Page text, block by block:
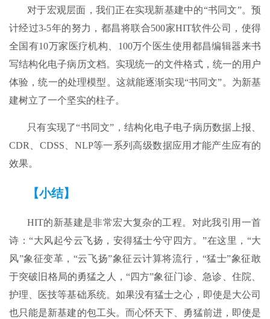
对于宏观层面，我们正在实现新基建中的“书同文”。预
计经过3-5年的努力，都昌将联合500家HIT软件公司，使得
全国有10万家医疗机构、100万个医生使用都昌编辑器来书
写结构化电子病历文档。实现统一的文件格式，统一的用户
体验，统一的处理模型。这就能逐渐实现“书同文”。为新基
建树立了一个坚实的柱子。
只有实现了“书同文”，结构化电子电子病历数据上报、
CDR、CDSS、NLP等一系列高级数据应用才能产生应有的
效果。
【小结】
HIT的新基建是非常宏大复杂的工程。对此我引用一首
诗：“大风起兮云飞扬，安得猛士兮守四方。”在这里，“大
风”象征变革，“云飞扬”象征云计算将流行，“猛士”象征敢
于突破旧格局的勇猛之人，“四方”象征门诊、急诊、住院、
护理、医技等基础系统。如果没有猛士之心，即使是大公司
也只能是新基建的包工头。而心怀天下、勇猛前进，即使是